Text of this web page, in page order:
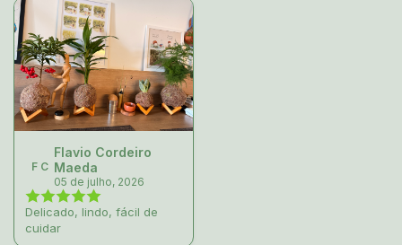
F C
Flavio Cordeiro
Maeda
05 de julho, 2026
Delicado, lindo, fácil de
cuidar